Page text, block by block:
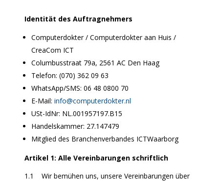
Identität des Auftragnehmers
Computerdokter / Computerdokter aan Huis /
CreaCom ICT
Columbusstraat 79a, 2561 AC Den Haag
Telefon: (070) 362 09 63
WhatsApp/SMS: 06 48 0800 70
E-Mail: info@computerdokter.nl
USt-IdNr: NL.001957197.B15
Handelskammer: 27.147479
Mitglied des Branchenverbandes ICTWaarborg
Artikel 1: Alle Vereinbarungen schriftlich
1.1 Wir bemühen uns, unsere Vereinbarungen über